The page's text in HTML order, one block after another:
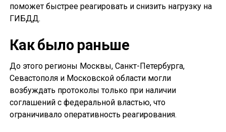
поможет быстрее реагировать и снизить нагрузку на
ГИБДД.
Как было раньше
До этого регионы Москвы, Санкт-Петербурга,
Севастополя и Московской области могли
возбуждать протоколы только при наличии
соглашений с федеральной властью, что
ограничивало оперативность реагирования.